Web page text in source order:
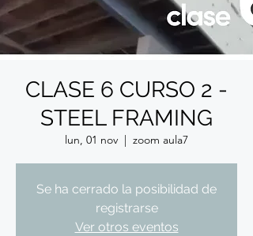
CLASE 6 CURSO 2 -
STEEL FRAMING
lun, 01 nov
  |
zoom aula7
Se ha cerrado la posibilidad de
registrarse
Ver otros eventos